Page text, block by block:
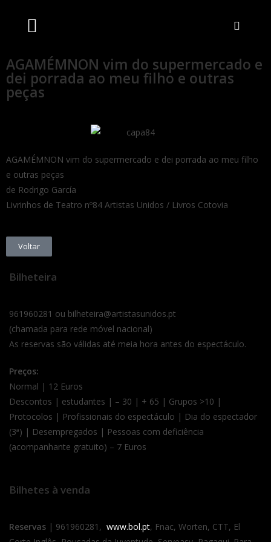
AGAMÉMNON vim do supermercado e
dei porrada ao meu filho e outras
peças
AGAMÉMNON vim do supermercado e dei porrada ao meu filho
e outras peças
de Rodrigo García
Livrinhos de Teatro nº84 Artistas Unidos / Livros Cotovia
Voltar
Bilheteira
961960281 ou bilheteira@artistasunidos.pt
(chamada para rede móvel nacional)
As reservas são válidas até meia hora antes do espectáculo.
Preços:
Normal | 12 Euros
Descontos | estudantes | – 30 | + 65 | Grupos >10 |
Protocolos | Profissionais do espectáculo | Dia do espectador
(3ª) | Desempregados | Pessoas com deficiência
(acompanhante gratuito) – 7 Euros
Bilhetes à venda
Reservas | 961960281, www.bol.pt, Fnac, Worten, CTT, El